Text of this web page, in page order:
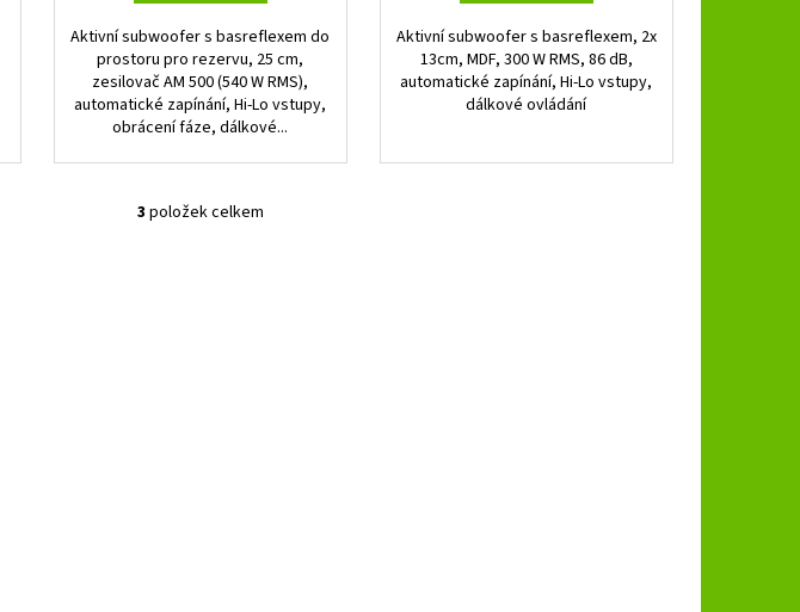
Aktivní subwoofer s basreflexem do
prostoru pro rezervu, 25 cm,
zesilovač AM 500 (540 W RMS),
automatické zapínání, Hi-Lo vstupy,
obrácení fáze, dálkové...
Aktivní subwoofer s basreflexem, 2x
13cm, MDF, 300 W RMS, 86 dB,
automatické zapínání, Hi-Lo vstupy,
dálkové ovládání
O
3 položek celkem